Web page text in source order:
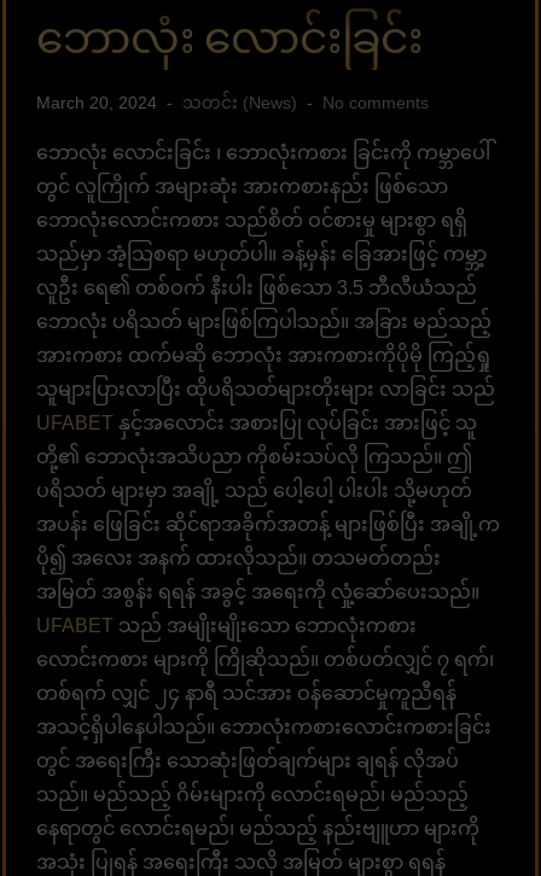
ဘောလုံး လောင်းခြင်း
March 20, 2024 သတင်း (News) No comments
ဘောလုံး လောင်းခြင်း ၊ ဘောလုံးကစား ခြင်းကို ကမ္ဘာပေါ်
တွင် လူကြိုက် အများဆုံး အားကစားနည်း ဖြစ်သော
ဘောလုံးလောင်းကစား သည်စိတ် ဝင်စားမှု များစွာ ရရှိ
သည်မှာ အံ့သြစရာ မဟုတ်ပါ။ ခန့်မှန်း ခြေအားဖြင့် ကမ္ဘာ့
လူဦး ‌‌ရေ၏ တစ်ဝက် နီးပါး ဖြစ်သော 3.5 ဘီလီယံသည်
ဘောလုံး ပရိသတ် များဖြစ်ကြပါသည်။ အခြား မည်သည့်
အားကစား ထက်မဆို ဘောလုံး အားကစားကိုပိုမို ကြည့်ရှု
သူများပြားလာပြီး ထိုပရိသတ်များတိုးများ လာခြင်း သည်
UFABET နှင့်အလောင်း အစားပြု လုပ်ခြင်း အားဖြင့် သူ
တို့၏ ဘောလုံးအသိပညာ ကိုစမ်းသပ်လို ကြသည်။ ဤ
ပရိသတ် များမှာ အချို့ သည် ပေါ့ပေါ့ ပါးပါး သို့မဟုတ်
အပန်း ဖြေခြင်း ဆိုင်ရာအခိုက်အတန့် များဖြစ်ပြီး အချို့က
ပို၍ အလေး အနက် ထားလိုသည်။ တသမတ်တည်း
အမြတ် အစွန်း ရရန် အခွင့် အရေးကို လှုံ့ဆော်ပေးသည်။
UFABET သည် အမျိုးမျိုးသော ဘောလုံးကစား
လောင်းကစား များကို ကြိုဆိုသည်။ တစ်ပတ်လျှင် ၇ ရက်၊
တစ်ရက် လျှင် ၂၄ နာရီ သင်အား ဝန်ဆောင်မှုကူညီရန်
အသင့်ရှိပါနေပါသည်။ ဘောလုံးကစားလောင်းကစားခြင်း
တွင် အရေးကြီး သောဆုံးဖြတ်ချက်များ ချရန် လိုအပ်
သည်။ မည်သည့် ဂိမ်းများကို လောင်းရမည်၊ မည်သည့်
နေရာတွင် လောင်းရမည်၊ မည်သည့် နည်းဗျူဟာ များကို
အသုံး ပြုရန် အရေးကြီး သလို အမြတ် များစွာ ရရန်